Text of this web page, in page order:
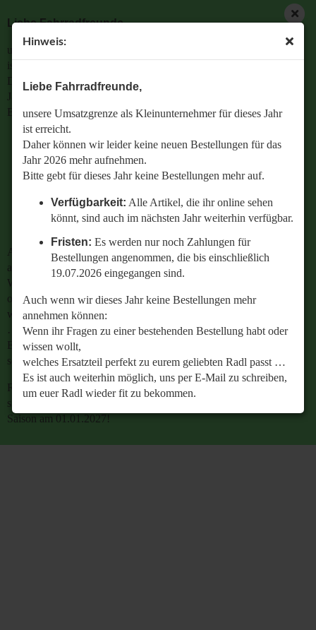
Hinweis:
Liebe Fahrradfreunde,
unsere Umsatzgrenze als Kleinunternehmer für dieses Jahr
ist erreicht.
Daher können wir leider keine neuen Bestellungen für das
Jahr 2026 mehr aufnehmen.
Bitte gebt für dieses Jahr keine Bestellungen mehr auf.
Verfügbarkeit: Alle Artikel, die ihr online sehen
könnt, sind auch im nächsten Jahr weiterhin verfügbar.
Fristen: Es werden nur noch Zahlungen für
Bestellungen angenommen, die bis einschließlich
19.07.2026 eingegangen sind.
Auch wenn wir dieses Jahr keine Bestellungen mehr
annehmen können:
Wenn ihr Fragen zu einer bestehenden Bestellung habt oder
wissen wollt,
welches Ersatzteil perfekt zu eurem geliebten Radl passt …
Es ist auch weiterhin möglich, uns per E-Mail zu schreiben,
um euer Radl wieder fit zu bekommen.
Retrobike wünscht euch eine gesunde Radlzeit und freut
Liebe Fahrradfreunde,
unsere Umsatzgrenze als Kleinunternehmer für dieses Jahr
ist erreicht.
Daher können wir leider keine neuen Bestellungen für das
Jahr 2026 mehr aufnehmen.
Bitte gebt für dieses Jahr keine Bestellungen mehr auf.
Verfügbarkeit: Alle Artikel, die ihr online sehen
könnt, sind auch im nächsten Jahr weiterhin
verfügbar.
Bestellungen angenommen, die bis einschließlich
19.07.2026 eingegangen sind.
Auch wenn wir dieses Jahr keine Bestellungen mehr
annehmen können:
Wenn ihr Fragen zu einer bestehenden Bestellung habt
oder wissen wollt,
welches Ersatzteil perfekt zu eurem geliebten Radl passt
…
Es ist auch weiterhin möglich, uns per E-Mail zu
schreiben, um euer Radl wieder fit zu bekommen.
Retrobike wünscht euch eine gesunde Radlzeit und freut
sich schon jetzt auf den gemeinsamen Start in die neue
Saison am 01.01.2027!